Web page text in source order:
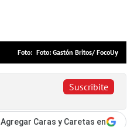
Foto: Gastón Britos/ FocoUy
Suscribite
Agregar Caras y Caretas en